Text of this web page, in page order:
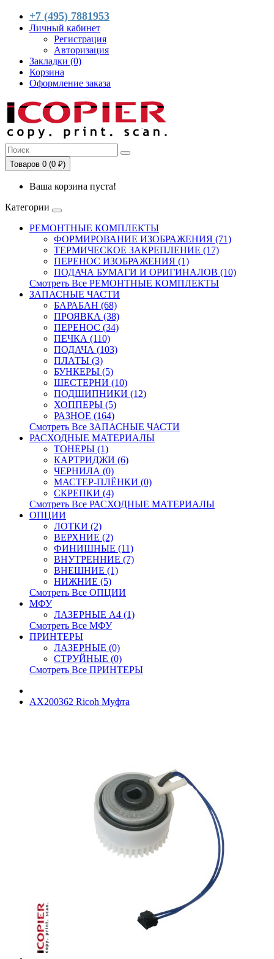
+7 (495) 7881953
Личный кабинет
Регистрация
Авторизация
Закладки (0)
Корзина
Оформление заказа
Товаров 0 (0 ₽)
Ваша корзина пуста!
Категории
РЕМОНТНЫЕ КОМПЛЕКТЫ
ФОРМИРОВАНИЕ ИЗОБРАЖЕНИЯ (71)
ТЕРМИЧЕСКОЕ ЗАКРЕПЛЕНИЕ (17)
ПЕРЕНОС ИЗОБРАЖЕНИЯ (1)
ПОДАЧА БУМАГИ И ОРИГИНАЛОВ (10)
Смотреть Все РЕМОНТНЫЕ КОМПЛЕКТЫ
ЗАПАСНЫЕ ЧАСТИ
БАРАБАН (68)
ПРОЯВКА (38)
ПЕРЕНОС (34)
ПЕЧКА (110)
ПОДАЧА (103)
ПЛАТЫ (3)
БУНКЕРЫ (5)
ШЕСТЕРНИ (10)
ПОДШИПНИКИ (12)
ХОППЕРЫ (5)
РАЗНОЕ (164)
Смотреть Все ЗАПАСНЫЕ ЧАСТИ
РАСХОДНЫЕ МАТЕРИАЛЫ
ТОНЕРЫ (1)
КАРТРИДЖИ (6)
ЧЕРНИЛА (0)
МАСТЕР-ПЛЁНКИ (0)
СКРЕПКИ (4)
Смотреть Все РАСХОДНЫЕ МАТЕРИАЛЫ
ОПЦИИ
ЛОТКИ (2)
ВЕРХНИЕ (2)
ФИНИШНЫЕ (11)
ВНУТРЕННИЕ (7)
ВНЕШНИЕ (1)
НИЖНИЕ (5)
Смотреть Все ОПЦИИ
МФУ
ЛАЗЕРНЫЕ A4 (1)
Смотреть Все МФУ
ПРИНТЕРЫ
ЛАЗЕРНЫЕ (0)
СТРУЙНЫЕ (0)
Смотреть Все ПРИНТЕРЫ
AX200362 Ricoh Муфта